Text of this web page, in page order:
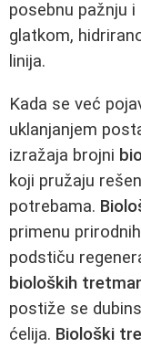
posebnu pažnju
glatkom,
linija.
Kada se već
uklanjanjem
izražaja brojni
koji pružaju
potrebama.
primenu
podstiču
bioloških
postiže se
ćelija. Biološki